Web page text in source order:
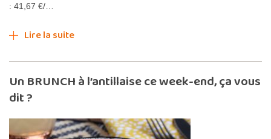
: 41,67 €/…
Lire la suite
Un BRUNCH à l’antillaise ce week-end, ça vous
dit ?